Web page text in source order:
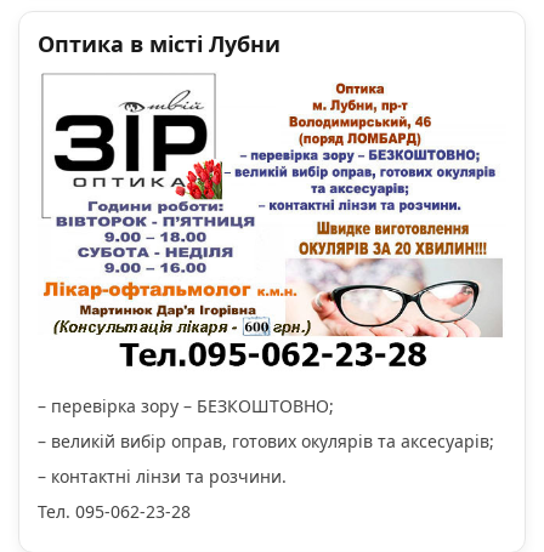
Оптика в місті Лубни
– перевірка зору – БЕЗКОШТОВНО;
– великій вибір оправ, готових окулярів та аксесуарів;
– контактні лінзи та розчини.
Тел. 095-062-23-28